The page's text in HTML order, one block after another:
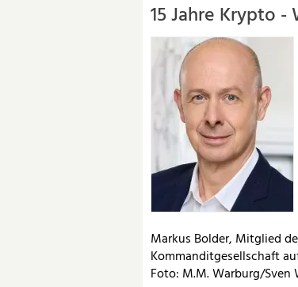
15 Jahre Krypto
Markus Bolder, Mitglied
Kommanditgesellschaft
Foto: M.M. Warburg/Sven